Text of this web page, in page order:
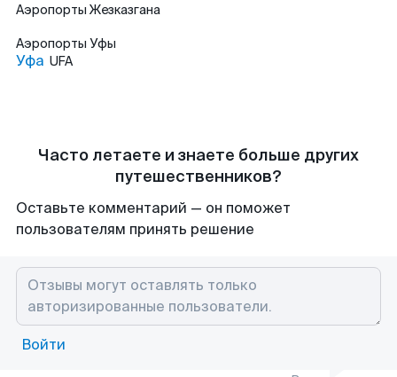
Аэропорты Жезказгана
Аэропорты Уфы
Уфа UFA
Часто летаете и знаете больше других
путешественников?
Оставьте комментарий — он поможет
пользователям принять решение
Войти